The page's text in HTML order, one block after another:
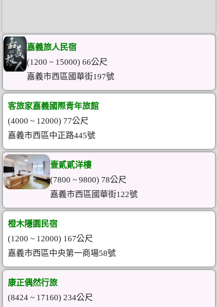
嘉義旅人民宿
(1200 ~ 15000) 66公尺
嘉義市西區國華街197號
客旅家嘉義國際青年旅館
(4000 ~ 12000) 77公尺
嘉義市西區中正路445號
壹貳貳洋樓
(7800 ~ 9800) 78公尺
嘉義市西區國華街122號
橙木隱園民宿
(1200 ~ 12000) 167公尺
嘉義市西區中央第一商場58號
康正偶然行旅
(8424 ~ 17160) 234公尺